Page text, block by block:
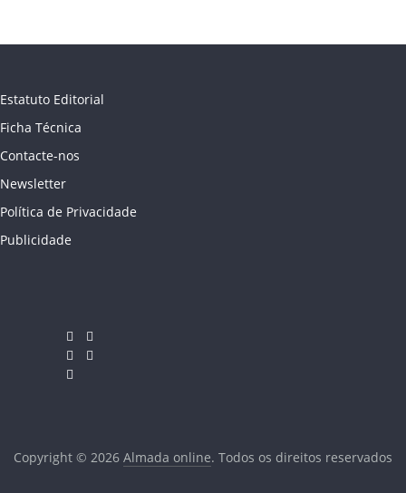
Estatuto Editorial
Ficha Técnica
Contacte-nos
Newsletter
Política de Privacidade
Publicidade
Copyright © 2026 Almada online. Todos os direitos reservados